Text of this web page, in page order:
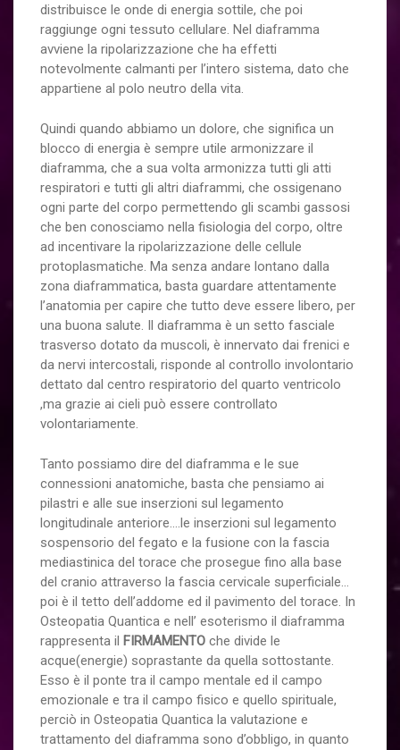
distribuisce le onde di energia sottile, che poi
raggiunge ogni tessuto cellulare. Nel diaframma
avviene la ripolarizzazione che ha effetti
notevolmente calmanti per l’intero sistema, dato che
appartiene al polo neutro della vita.
Quindi quando abbiamo un dolore, che significa un
blocco di energia è sempre utile armonizzare il
diaframma, che a sua volta armonizza tutti gli atti
respiratori e tutti gli altri diaframmi, che ossigenano
ogni parte del corpo permettendo gli scambi gassosi
che ben conosciamo nella fisiologia del corpo, oltre
ad incentivare la ripolarizzazione delle cellule
protoplasmatiche. Ma senza andare lontano dalla
zona diaframmatica, basta guardare attentamente
l’anatomia per capire che tutto deve essere libero, per
una buona salute. Il diaframma è un setto fasciale
trasverso dotato da muscoli, è innervato dai frenici e
da nervi intercostali, risponde al controllo involontario
dettato dal centro respiratorio del quarto ventricolo
,ma grazie ai cieli può essere controllato
volontariamente.
Tanto possiamo dire del diaframma e le sue
connessioni anatomiche, basta che pensiamo ai
pilastri e alle sue inserzioni sul legamento
longitudinale anteriore….le inserzioni sul legamento
sospensorio del fegato e la fusione con la fascia
mediastinica del torace che prosegue fino alla base
del cranio attraverso la fascia cervicale superficiale…
poi è il tetto dell’addome ed il pavimento del torace. In
Osteopatia Quantica e nell’ esoterismo il diaframma
rappresenta il FIRMAMENTO che divide le
acque(energie) soprastante da quella sottostante.
Esso è il ponte tra il campo mentale ed il campo
emozionale e tra il campo fisico e quello spirituale,
perciò in Osteopatia Quantica la valutazione e
trattamento del diaframma sono d’obbligo, in quanto